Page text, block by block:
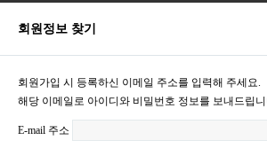
회원정보 찾기
회원가입 시 등록하신 이메일 주소를 입력해 주세요.
해당 이메일로 아이디와 비밀번호 정보를 보내드립니
E-mail 주소